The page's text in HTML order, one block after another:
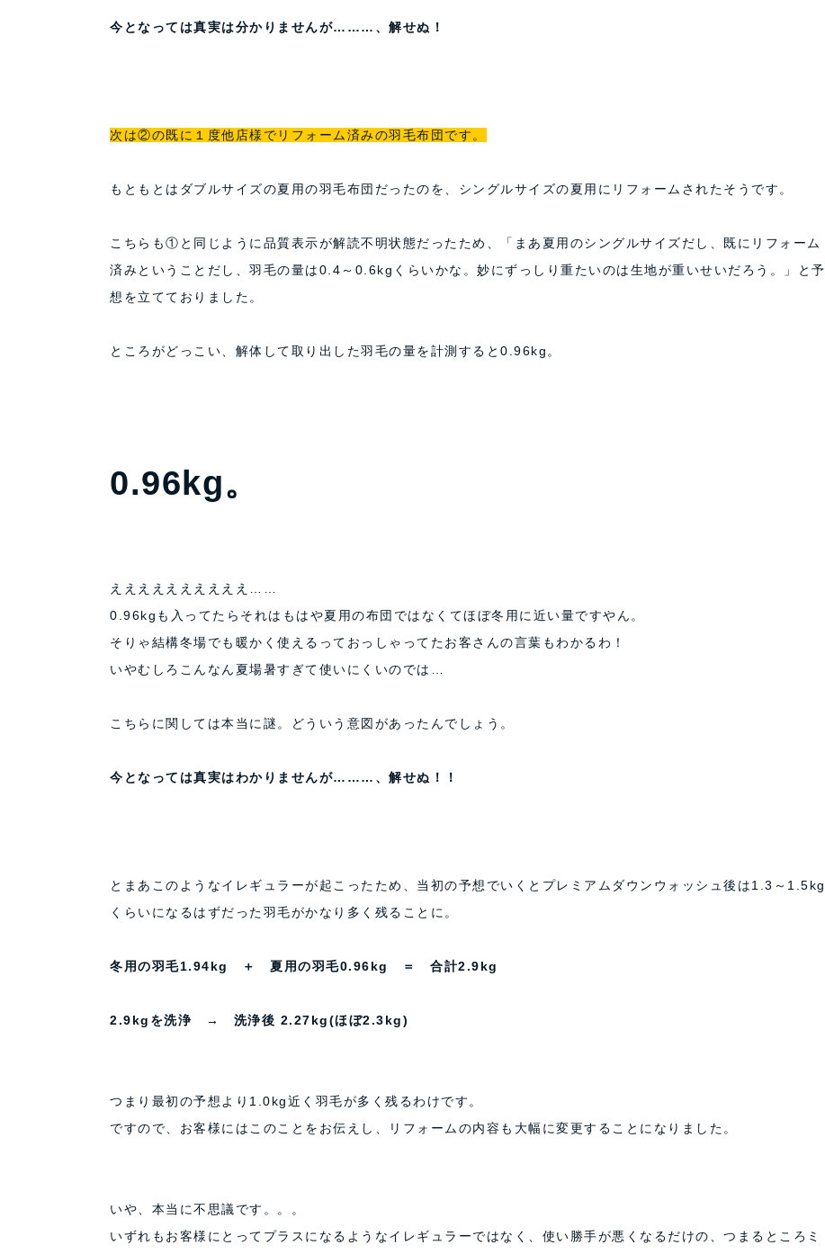
今となっては真実は分かりませんが………、解せぬ！
次は②の既に１度他店様でリフォーム済みの羽毛布団です。
もともとはダブルサイズの夏用の羽毛布団だったのを、シングルサイズの夏用にリフォームされたそうです。
こちらも①と同じように品質表示が解読不明状態だったため、「まあ夏用のシングルサイズだし、既にリフォーム
済みということだし、羽毛の量は0.4～0.6kgくらいかな。妙にずっしり重たいのは生地が重いせいだろう。」と予
想を立てておりました。
ところがどっこい、解体して取り出した羽毛の量を計測すると0.96kg。
0.96kg。
ええええええええええ……
0.96kgも入ってたらそれはもはや夏用の布団ではなくてほぼ冬用に近い量ですやん。
そりゃ結構冬場でも暖かく使えるっておっしゃってたお客さんの言葉もわかるわ！
いやむしろこんなん夏場暑すぎて使いにくいのでは…
こちらに関しては本当に謎。どういう意図があったんでしょう。
今となっては真実はわかりませんが………、解せぬ！！
とまあこのようなイレギュラーが起こったため、当初の予想でいくとプレミアムダウンウォッシュ後は1.3～1.5kg
くらいになるはずだった羽毛がかなり多く残ることに。
冬用の羽毛1.94kg ＋ 夏用の羽毛0.96kg ＝ 合計2.9kg
2.9kgを洗浄 → 洗浄後 2.27kg(ほぼ2.3kg)
つまり最初の予想より1.0kg近く羽毛が多く残るわけです。
ですので、お客様にはこのことをお伝えし、リフォームの内容も大幅に変更することになりました。
いや、本当に不思議です。。。
いずれもお客様にとってプラスになるようなイレギュラーではなく、使い勝手が悪くなるだけの、つまるところミ